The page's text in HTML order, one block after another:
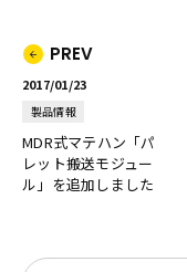
PREV
2017/01/23
製品情報
MDR式マテハン「パ
レット搬送モジュー
ル」を追加しました